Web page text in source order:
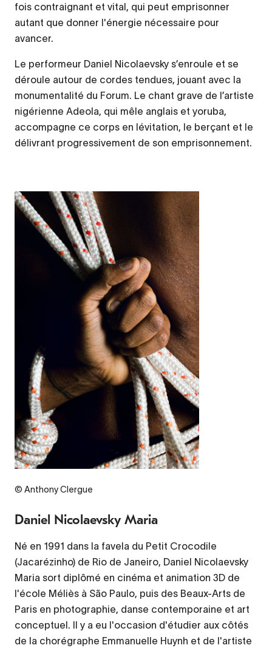
Credit
© Anthony Clergue
fois contraignant et vital, qui peut emprisonner
autant que donner l'énergie nécessaire pour
avancer.
Le performeur Daniel Nicolaevsky s’enroule et se
déroule autour de cordes tendues, jouant avec la
monumentalité du Forum. Le chant grave de l’artiste
nigérienne Adeola, qui mêle anglais et yoruba,
accompagne ce corps en lévitation, le berçant et le
délivrant progressivement de son emprisonnement.
Daniel Nicolaevsky Maria
Né en 1991 dans la favela du Petit Crocodile
(Jacarézinho) de Rio de Janeiro, Daniel Nicolaevsky
Maria sort diplômé en cinéma et animation 3D de
l'école Méliès à São Paulo, puis des Beaux-Arts de
Paris en photographie, danse contemporaine et art
conceptuel. Il y a eu l'occasion d'étudier aux côtés
de la chorégraphe Emmanuelle Huynh et de l'artiste